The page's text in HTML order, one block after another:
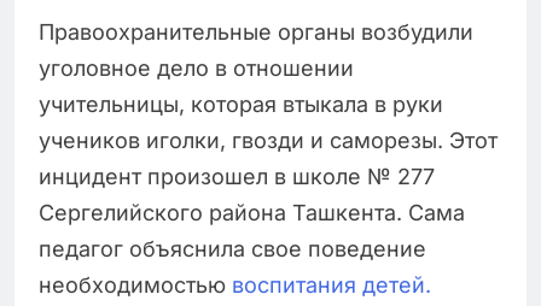
Правоохранительные органы возбудили
уголовное дело в отношении
учительницы, которая втыкала в руки
учеников иголки, гвозди и саморезы. Этот
инцидент произошел в школе № 277
Сергелийского района Ташкента. Сама
педагог объяснила свое поведение
необходимостью воспитания детей.